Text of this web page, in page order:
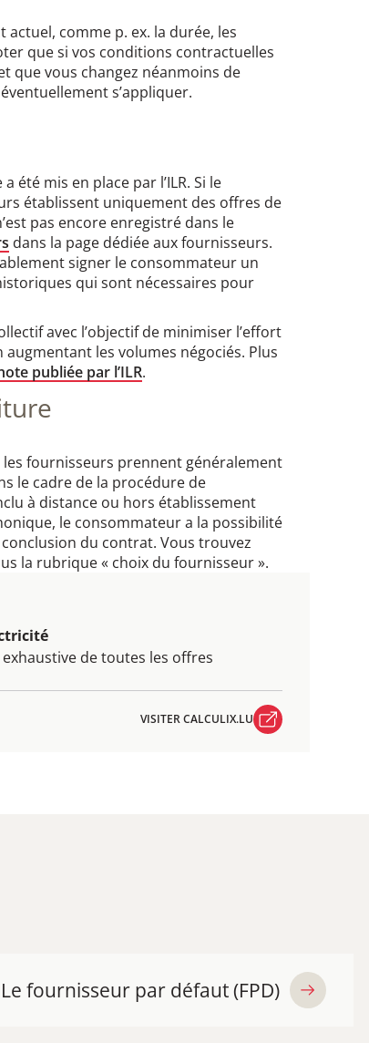
actuel, comme p. ex. la durée, les
que si vos conditions contractuelles
que vous changez néanmoins de
s’appliquer.
mis en place par l’ILR. Si le
établissent uniquement des offres de
pas encore enregistré dans le
dans la page dédiée aux fournisseurs.
signer le consommateur un
qui sont nécessaires pour
avec l’objectif de minimiser l’effort
les volumes négociés. Plus
publiée par l’ILR.
fournisseurs prennent généralement
le cadre de la procédure de
à distance ou hors établissement
le consommateur a la possibilité
du contrat. Vous trouvez
la rubrique « choix du fournisseur ».
de toutes les offres
VISITER CALCULIX.LU
Le fournisseur par défaut (FPD)